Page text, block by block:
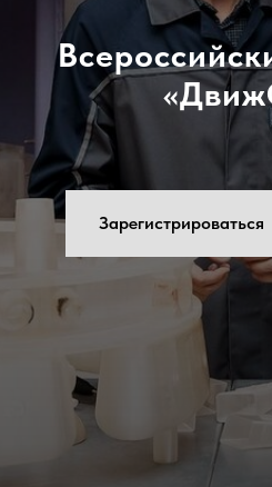
Зарегистрироваться